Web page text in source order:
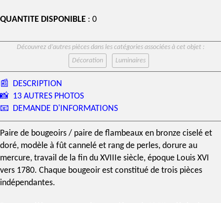
QUANTITE DISPONIBLE : 0
Découvrez d’autres pièces dans les catégories associées à cet objet :
Décoration
Luminaires
📰 DESCRIPTION
📸 13 AUTRES PHOTOS
📧 DEMANDE D'INFORMATIONS
Paire de bougeoirs / paire de flambeaux en bronze ciselé et
doré, modèle à fût cannelé et rang de perles, dorure au
mercure, travail de la fin du XVIIIe siècle, époque Louis XVI
vers 1780. Chaque bougeoir est constitué de trois pièces
indépendantes.